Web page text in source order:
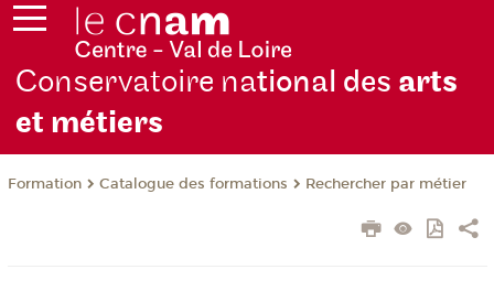
Conservatoire national des arts
et métiers
Formation Catalogue des formations Rechercher par métier